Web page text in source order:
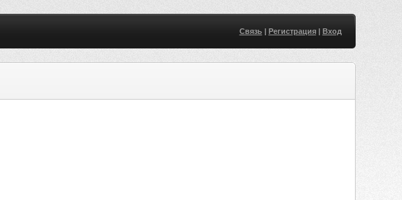
Связь| Регистрация| Вход